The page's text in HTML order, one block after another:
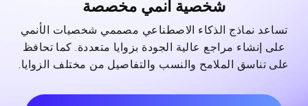
شخصية أنمي مخصصة
تساعد نماذج الذكاء الاصطناعي مصممي شخصيات الأنمي
على إنشاء مراجع عالية الجودة بزوايا متعددة. كما تحافظ
على تناسق الملامح والنسب والتفاصيل من مختلف الزوايا.